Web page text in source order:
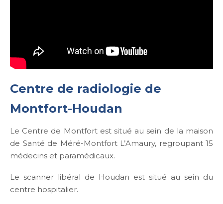
Centre de radiologie de
Montfort-Houdan
Le Centre de Montfort est situé au sein de la maison
de Santé de Méré-Montfort L’Amaury, regroupant 15
médecins et paramédicaux.
Le scanner libéral de Houdan est situé au sein du
centre hospitalier.